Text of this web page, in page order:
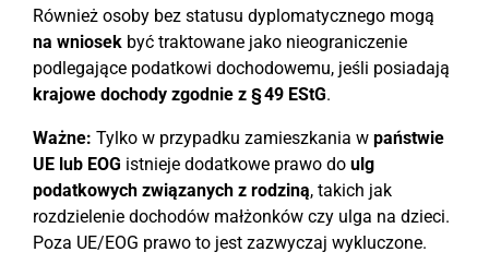
Również osoby bez statusu dyplomatycznego mogą
na wniosek być traktowane jako nieograniczenie
podlegające podatkowi dochodowemu, jeśli posiadają
krajowe dochody zgodnie z § 49 EStG.
Ważne: Tylko w przypadku zamieszkania w państwie
UE lub EOG istnieje dodatkowe prawo do ulg
podatkowych związanych z rodziną, takich jak
rozdzielenie dochodów małżonków czy ulga na dzieci.
Poza UE/EOG prawo to jest zazwyczaj wykluczone.